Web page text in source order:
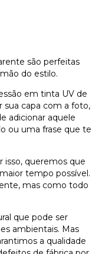
são perfeitas
do estilo.
em tinta UV de
sua capa com a foto,
adicionar aquele
ou uma frase que te
isso, queremos que
tempo possível.
mas como todo
que pode ser
ambientais. Mas
a qualidade